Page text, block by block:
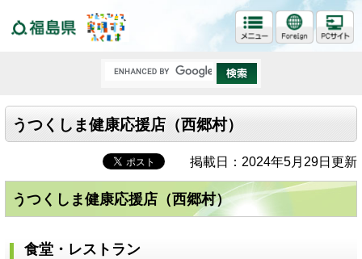
うつくしま健康応援店（西郷村）
掲載日：2024年5月29日更新
うつくしま健康応援店（西郷村）
食堂・レストラン